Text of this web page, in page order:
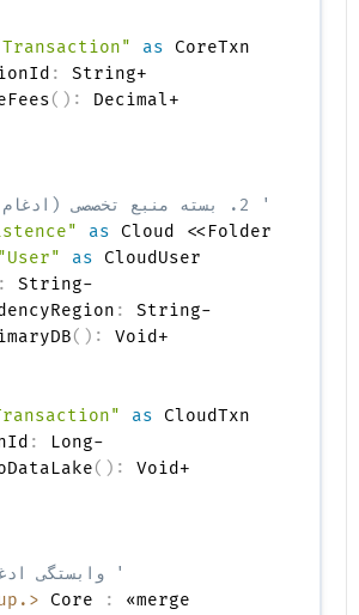
"Transaction" as CoreTxn
:
() :
' 2. بسته منبع تخصصی (ادغام را آغاز می‌کند و متناسب می‌کند)
as Cloud <<Folder>>
"User" as CloudUser
:
:
() :
as CloudTxn
:
() :
' وابستگی ادغام
.up.> Core :